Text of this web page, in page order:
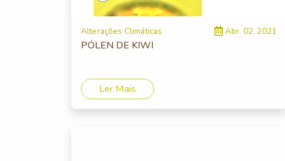
Alterações Climáticas Abr. 02, 2021
PÓLEN DE KIWI
Ler Mais